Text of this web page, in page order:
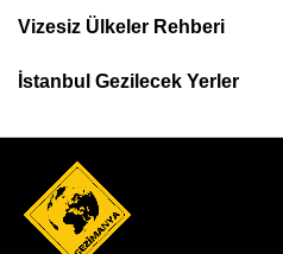
Menu
Vizesiz Ülkeler Rehberi
İstanbul Gezilecek Yerler